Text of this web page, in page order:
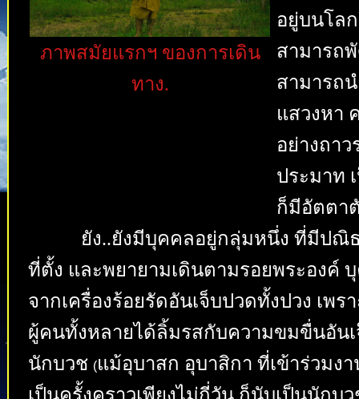
ภาพสมัยแรกฯ ของการเดิน
ทาง.
อยู่บนโล
สามารถ
สามารถ
แสวงหา
อย่างถา
ประมาท
ก็มีอัตตา
ยัง..ยังมีบุคคลอยู่กลุ่มหนึ่ง ที่มีปณิ
ที่ตั้ง และพยายามเดินตามรอยพระอง
จากเครื่องร้อยรัดอันเจ็บปวดทั้งปวง เพ
ผู้คนทั้งหลายได้ลิ้มรสกับความขมขื่นอัน
นักบวช (แม้อุบาสก อุบาสิกา ที่เข้าร่วมง